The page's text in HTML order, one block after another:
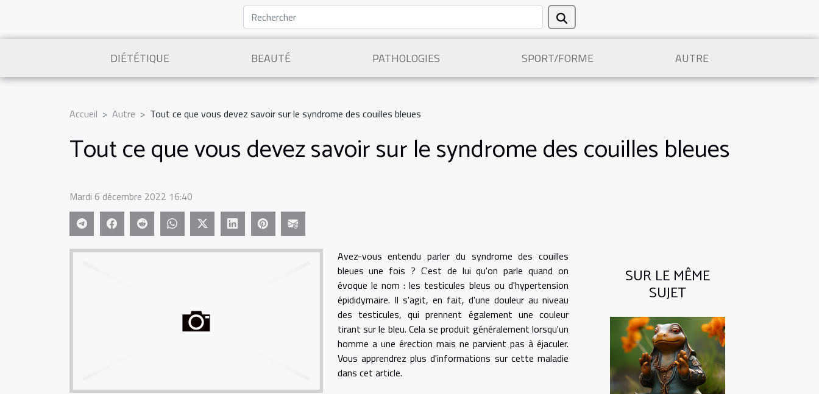
DIÉTÉTIQUE BEAUTÉ PATHOLOGIES SPORT/FORME AUTRE
Accueil Autre Tout ce que vous devez savoir sur le syndrome des couilles bleues
Tout ce que vous devez savoir sur le syndrome des couilles bleues
Mardi 6 décembre 2022 16:40
Avez-vous entendu parler du syndrome des couilles
bleues une fois ? C'est de lui qu'on parle quand on
évoque le nom : les testicules bleus ou d'hypertension
épididymaire. Il s'agit, en fait, d'une douleur au niveau
des testicules, qui prennent également une couleur
tirant sur le bleu. Cela se produit généralement lorsqu'un
homme a une érection mais ne parvient pas à éjaculer.
Vous apprendrez plus d'informations sur cette maladie
dans cet article.
SUR LE MÊME
SUJET